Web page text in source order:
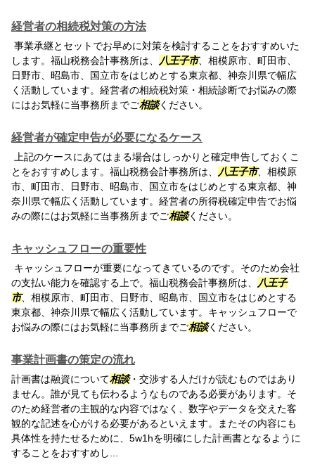
経営者の相続税対策の方法
事業承継とセットでお早めに対策を検討することをおすすめいた
します。福山税務会計事務所は、
八王子市、相模原市、町田市、
日野市、昭島市、国立市をはじめとする東京都、神奈川県で幅広
く活動しています。経営者の相続税対策・相続診断でお悩みの際
にはお気軽に当事務所までご相談ください。
経営者が確定申告が必要になるケース
上記のケースにあてはまる場合はしっかりと確定申告しておくこ
とをおすすめします。福山税務会計事務所は、
八王子市、相模原
市、町田市、日野市、昭島市、国立市をはじめとする東京都、神
奈川県で幅広く活動しています。経営者の所得税確定申告でお悩
みの際にはお気軽に当事務所までご相談ください。
キャッシュフローの重要性
キャッシュフローが重要になってきているのです。そのため会社
の支払い能力を確認する上で。福山税務会計事務所は、
八王子
市、相模原市、町田市、日野市、昭島市、国立市をはじめとする
東京都、神奈川県で幅広く活動しています。キャッシュフローで
お悩みの際にはお気軽に当事務所までご相談ください。
事業計画書の策定の流れ
計画書は融資について相談・交渉する人だけが読むものではあり
ません。誰が見ても伝わるようなものである必要があります。そ
のため経営者の主観的な内容ではなく、数字やデータを交えた客
観的な記述を心がける必要があるといえます。またその内容にも
具体性を持たせるために、5w1hを明確にした計画書となるように
することをおすすめし...